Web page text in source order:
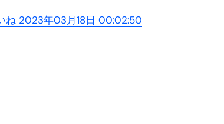
ナ-4K吹替音声収録版 SPECIAL-（4K ULTRA HD）
番美味しい【卵かけご飯】#shorts
ね 2023年03月18日 00:02:50